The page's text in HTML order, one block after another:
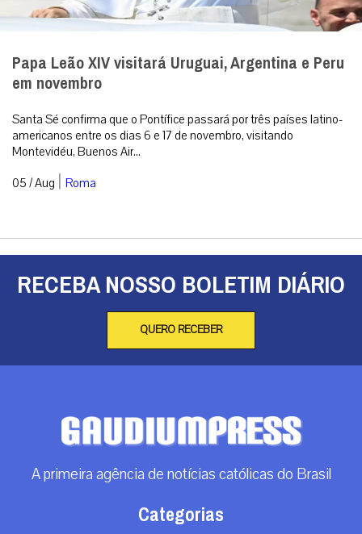
Papa Leão XIV visitará Uruguai, Argentina e Peru
em novembro
Santa Sé confirma que o Pontífice passará por três países latino-
americanos entre os dias 6 e 17 de novembro, visitando
Montevidéu, Buenos Air...
05 / Aug | Roma
RECEBA NOSSO BOLETIM DIÁRIO
QUERO RECEBER
A primeira agência de notícias católicas do Brasil
Categorias